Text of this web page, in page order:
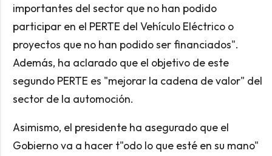
importantes del sector que no han podido
participar en el PERTE del Vehículo Eléctrico o
proyectos que no han podido ser financiados".
Además, ha aclarado que el objetivo de este
segundo PERTE es "mejorar la cadena de valor" del
sector de la automoción.
Asimismo, el presidente ha asegurado que el
Gobierno va a hacer t"odo lo que esté en su mano"